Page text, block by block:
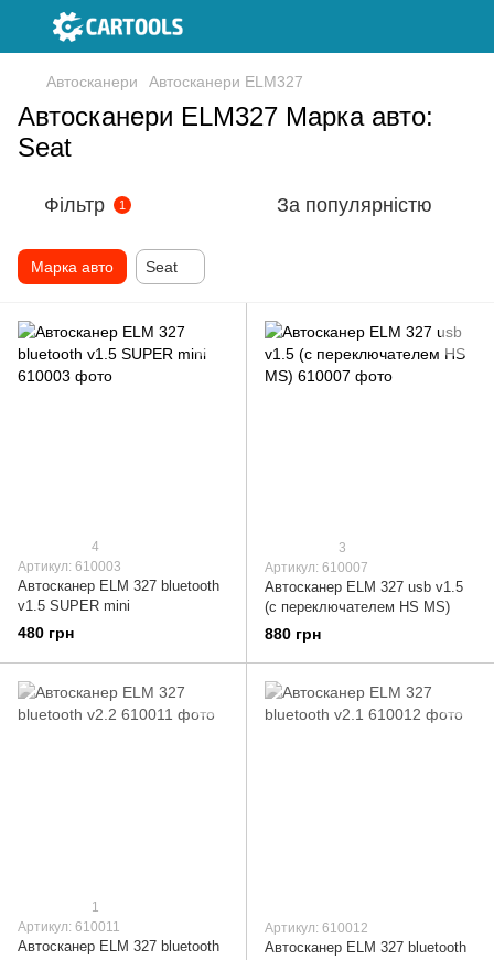
Автосканери Автосканери ELM327
Автосканери ELM327 Марка авто:
Seat
Фільтр 1 За популярністю
Марка авто Seat
4
Артикул: 610003
Автосканер ELM 327 bluetooth
v1.5 SUPER mini
480 грн
3
Артикул: 610007
Автосканер ELM 327 usb v1.5
(с переключателем HS MS)
880 грн
1
Артикул: 610011
Автосканер ELM 327 bluetooth
Артикул: 610012
Автосканер ELM 327 bluetooth